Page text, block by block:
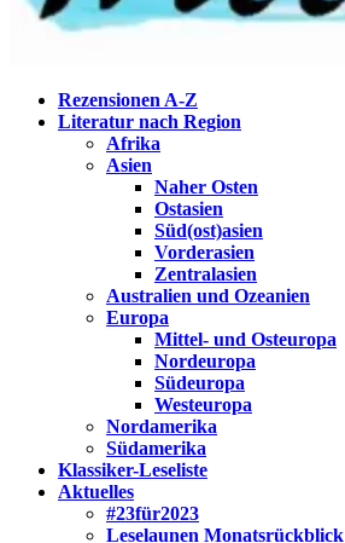
Wissenstagebuch
Eine Gabel für die Suppe der Weisheit
Rezensionen A-Z
Literatur nach Region
Afrika
Asien
Naher Osten
Ostasien
Süd(ost)asien
Vorderasien
Zentralasien
Australien und Ozeanien
Europa
Mittel- und Osteuropa
Nordeuropa
Südeuropa
Westeuropa
Nordamerika
Südamerika
Klassiker-Leseliste
Aktuelles
#23für2023
Leselaunen Monatsrückblick